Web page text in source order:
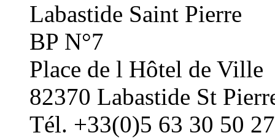
Labastide Saint Pierre
BP N°7
Place de l Hôtel de Ville
82370 Labastide St
Tél. +33(0)5 63 30 50 27